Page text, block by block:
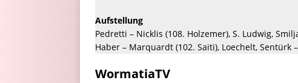
Aufstellung
Pedretti – Nicklis (108. Holzemer), S. Ludwig,
Haber – Marquardt (102. Saiti), Loechelt, Sentürk
WormatiaTV